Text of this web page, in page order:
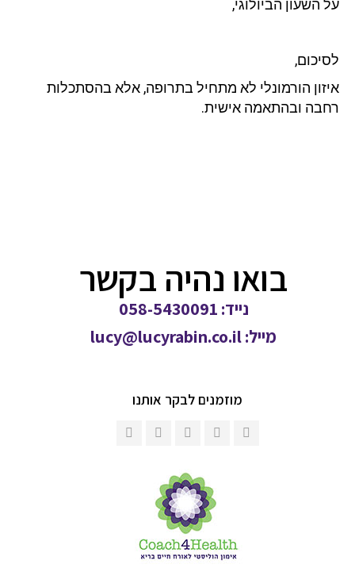
על השעון הביולוגי,
לסיכום,
איזון הורמונלי לא מתחיל בתרופה, אלא בהסתכלות
רחבה ובהתאמה אישית.
בואו נהיה בקשר
נייד: 058-5430091
מייל:lucy@lucyrabin.co.il
מוזמנים לבקר אותנו